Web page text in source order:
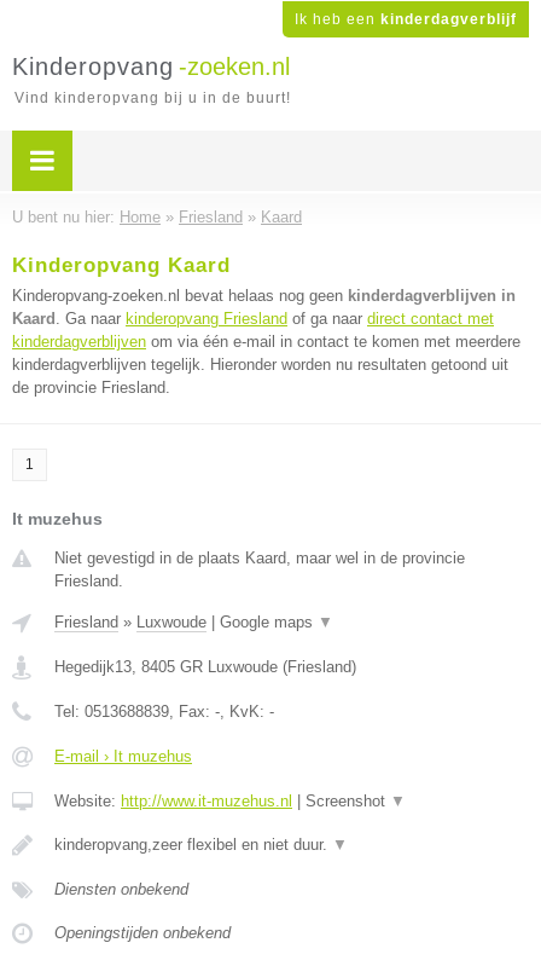
Ik heb een kinderdagverblijf
Kinderopvang -zoeken.nl
Vind kinderopvang bij u in de buurt!
U bent nu hier: Home » Friesland » Kaard
Kinderopvang Kaard
Kinderopvang-zoeken.nl bevat helaas nog geen kinderdagverblijven in
Kaard . Ga naar kinderopvang Friesland of ga naar direct contact met
kinderdagverblijven om via één e-mail in contact te komen met meerdere
kinderdagverblijven tegelijk. Hieronder worden nu resultaten getoond uit
de provincie Friesland.
1
It muzehus
Niet gevestigd in de plaats Kaard, maar wel in de provincie
Friesland.
Friesland » Luxwoude Google maps ▼
Hegedijk13, 8405 GR Luxwoude (Friesland)
Tel: 0513688839, Fax: -, KvK: -
E-mail › It muzehus
Website: http://www.it-muzehus.nl Screenshot ▼
kinderopvang,zeer flexibel en niet duur. ▼
Diensten onbekend
Openingstijden onbekend